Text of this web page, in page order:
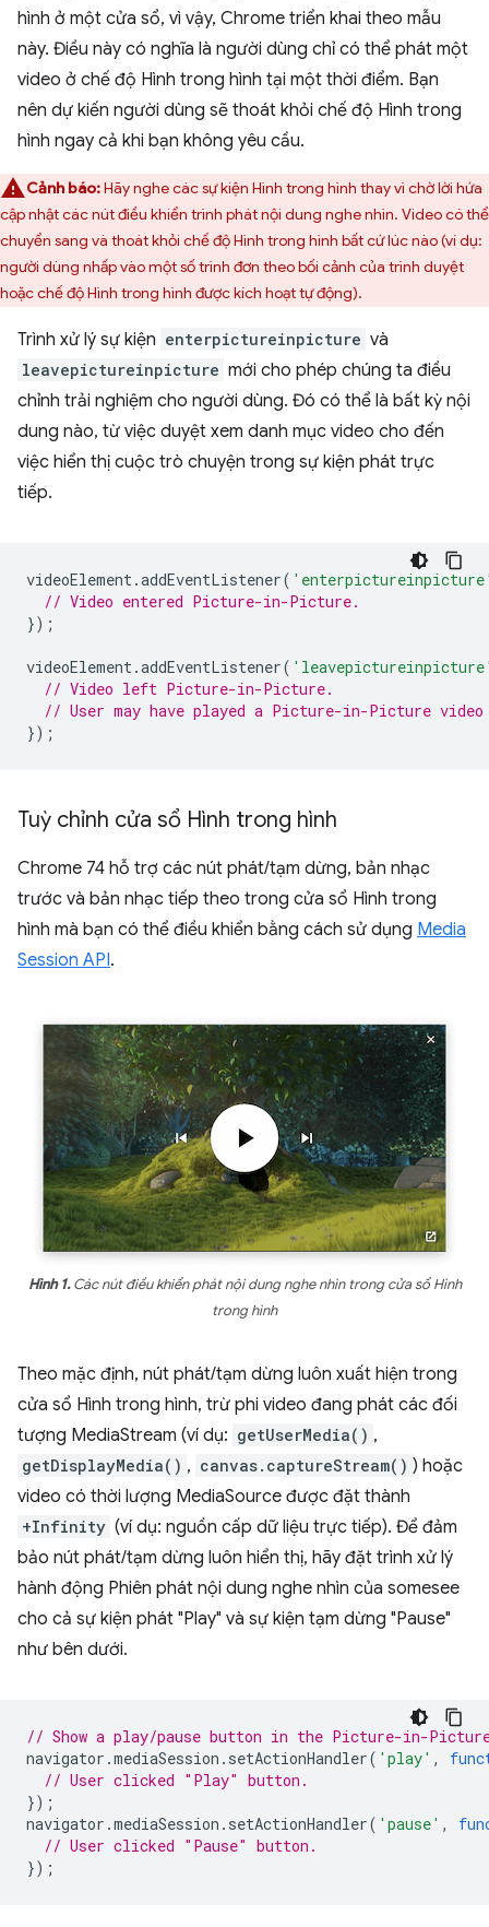
hình ở một cửa sổ, vì vậy, Chrome triển khai theo mẫu
này. Điều này có nghĩa là người dùng chỉ có thể phát một
video ở chế độ Hình trong hình tại một thời điểm. Bạn
nên dự kiến người dùng sẽ thoát khỏi chế độ Hình trong
hình ngay cả khi bạn không yêu cầu.
Cảnh báo:Hãy nghe các sự kiện Hình trong hình thay vì chờ lời hứa
cập nhật các nút điều khiển trình phát nội dung nghe nhìn. Video có thể
chuyển sang và thoát khỏi chế độ Hình trong hình bất cứ lúc nào (ví dụ:
người dùng nhấp vào một số trình đơn theo bối cảnh của trình duyệt
hoặc chế độ Hình trong hình được kích hoạt tự động).
Trình xử lý sự kiện enterpictureinpicture và
leavepictureinpicture mới cho phép chúng ta điều
chỉnh trải nghiệm cho người dùng. Đó có thể là bất kỳ nội
dung nào, từ việc duyệt xem danh mục video cho đến
việc hiển thị cuộc trò chuyện trong sự kiện phát trực
tiếp.
videoElement.addEventListener(
// Video entered Picture-in-Picture.
});
videoElement.addEventListener(
// Video left Picture-in-Picture.
// User may have played a Picture-in-Picture
});
Tuỳ chỉnh cửa sổ Hình trong hình
Chrome 74 hỗ trợ các nút phát/tạm dừng, bản nhạc
trước và bản nhạc tiếp theo trong cửa sổ Hình trong
hình mà bạn có thể điều khiển bằng cách sử dụng Media
Session API.
Hình 1.Các nút điều khiển phát nội dung nghe nhìn trong cửa sổ Hình
trong hình
Theo mặc định, nút phát/tạm dừng luôn xuất hiện trong
cửa sổ Hình trong hình, trừ phi video đang phát các đối
tượng MediaStream (ví dụ: getUserMedia() ,
getDisplayMedia() , canvas.captureStream() ) hoặc
video có thời lượng MediaSource được đặt thành
+Infinity (ví dụ: nguồn cấp dữ liệu trực tiếp). Để đảm
bảo nút phát/tạm dừng luôn hiển thị, hãy đặt trình xử lý
hành động Phiên phát nội dung nghe nhìn của somesee
cho cả sự kiện phát "Play" và sự kiện tạm dừng "Pause"
như bên dưới.
// Show a play/pause button in the Picture-in-Picture
navigator .mediaSession . setActionHandler( 'play' ,
// User clicked "Play" button.
});
navigator .mediaSession . setActionHandler( 'pause' ,
// User clicked "Pause" button.
});